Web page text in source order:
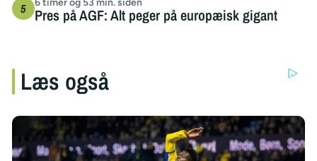
6 timer og 53 min. siden
Pres på AGF: Alt peger på europæisk gigant